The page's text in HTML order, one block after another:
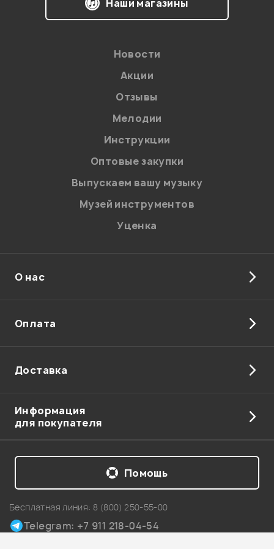
на обработку персональных данных в
Политикой в отношении обработки
персональных данных.
Введите проверочное число:
Отправить
Наши магазины
Новости
Акции
Отзывы
Мелодии
Инструкции
Оптовые закупки
Выпускаем вашу музыку
Музей инструментов
Уценка
О нас
Оплата
Доставка
Информация
для покупателя
Бесплатная линия: 8 (800) 250-55-00
Telegram: +7 911 218-04-54
Помощь